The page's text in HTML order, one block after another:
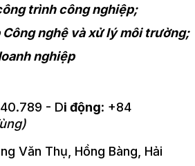
trình công nghiệp;
Công nghệ và xử lý môi trường;
nghiệp
- Di động: +84
Văn Thụ, Hồng Bàng, Hải